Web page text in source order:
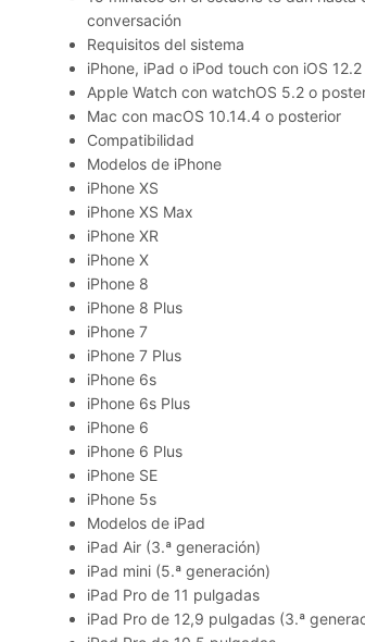
conversación
Requisitos del sistema
iPhone, iPad o iPod touch con iOS
Apple Watch con watchOS 5.2 o
Mac con macOS 10.14.4 o posterior
Compatibilidad
Modelos de iPhone
iPhone XS
iPhone XS Max
iPhone XR
iPhone X
iPhone 8
iPhone 8 Plus
iPhone 7
iPhone 7 Plus
iPhone 6s
iPhone 6s Plus
iPhone 6
iPhone 6 Plus
iPhone SE
iPhone 5s
Modelos de iPad
iPad Air (3.ª generación)
iPad mini (5.ª generación)
iPad Pro de 11 pulgadas
iPad Pro de 12,9 pulgadas (3.ª